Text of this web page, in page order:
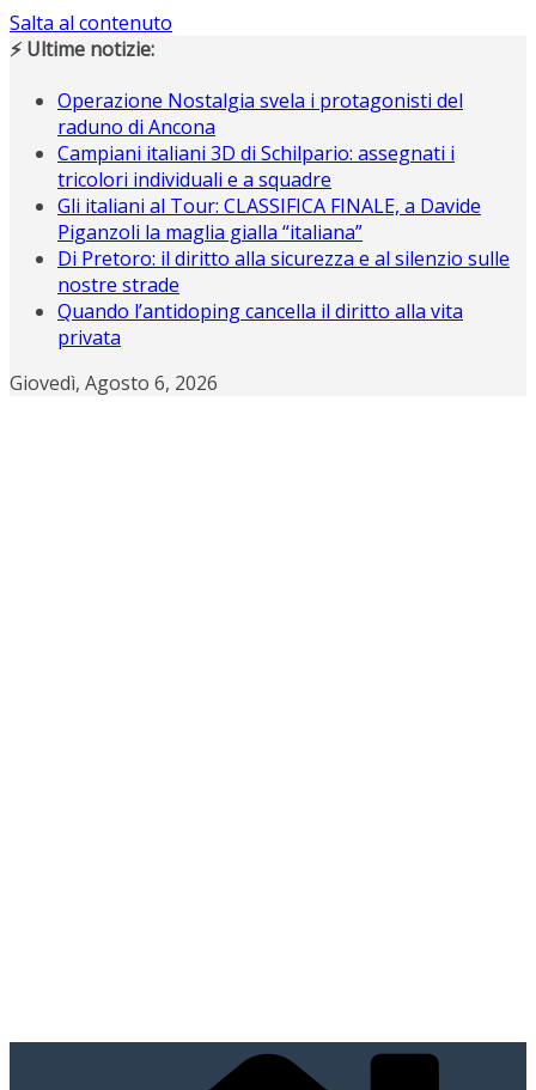
Salta al contenuto
⚡ Ultime notizie:
Operazione Nostalgia svela i protagonisti del
raduno di Ancona
Campiani italiani 3D di Schilpario: assegnati i
tricolori individuali e a squadre
Gli italiani al Tour: CLASSIFICA FINALE, a Davide
Piganzoli la maglia gialla “italiana”
Di Pretoro: il diritto alla sicurezza e al silenzio sulle
nostre strade
Quando l’antidoping cancella il diritto alla vita
privata
Giovedì, Agosto 6, 2026